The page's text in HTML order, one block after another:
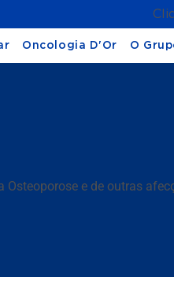
Oncologia D'Or O
e de outras